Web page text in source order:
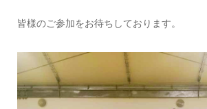
皆様のご参加をお待ちしております。